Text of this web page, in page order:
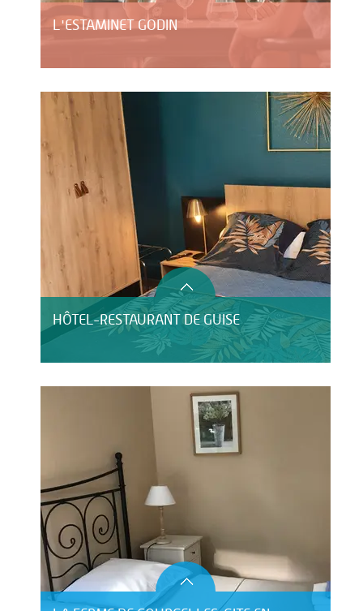
L'ESTAMINET GODIN
HÔTEL-RESTAURANT DE GUISE